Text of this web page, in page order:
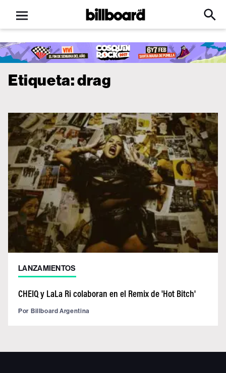
Open
menu
Billboard
Click
Input
Etiqueta:drag
LANZAMIENTOS
CHEIQ y LaLa Ri colaboran en el Remix de 'Hot Bitch'
Por Billboard Argentina